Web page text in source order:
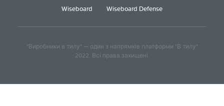
Wiseboard Wiseboard Defense
"Виробники в тилу" — один з напрямків платформи "В тилу"
2022. Всі права захищені.